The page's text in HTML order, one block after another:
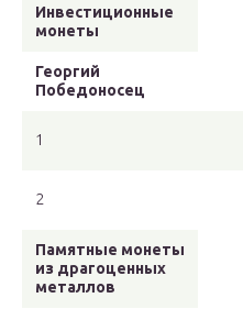
Инвестиционные
монеты
Георгий
Победоносец
1
2
Памятные монеты
из драгоценных
металлов